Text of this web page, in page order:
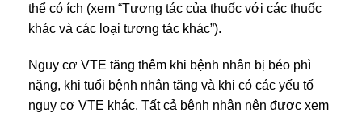
thể có ích (xem “Tương tác của thuốc với các thuốc
khác và các loại tương tác khác”).
Nguy cơ VTE tăng thêm khi bệnh nhân bị béo phì
nặng, khi tuổi bệnh nhân tăng và khi có các yếu tố
nguy cơ VTE khác. Tất cả bệnh nhân nên được xem